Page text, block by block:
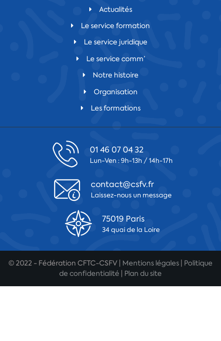
Actualités
Le service formation
Le service juridique
Le service comm’
Notre histoire
Organisation
Les formations
01 46 07 04 32
Lun-Ven : 9h-13h / 14h-17h
contact@csfv.fr
Laissez-nous un message
75019 Paris
34 quai de la Loire
© 2022 - Fédération CFTC-CSFV | Mentions légales
Politique
de confidentialité
Plan du site